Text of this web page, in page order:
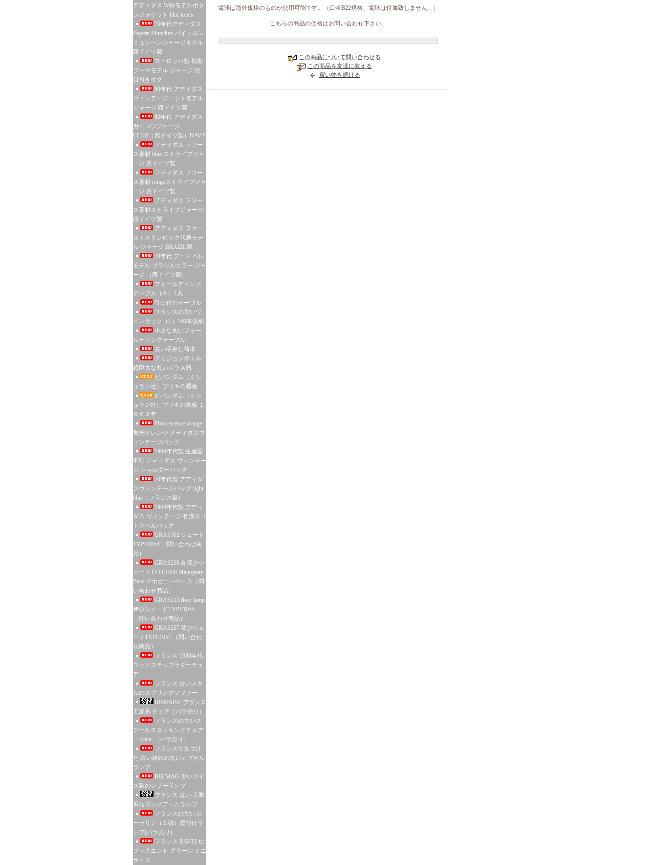
アディダス W杯モデルボタ
ンジャケット blue tones
70年代アディダス
Bayern Munchen バイエルン
ミュンヘンジャージモデル
西ドイツ製
ヨーロッパ製 初期
プーマモデル ジャージ 目、
口付きタグ
80年代 アディダス
ヴィンテージニットモデル
ジャージ 西ドイツ製
80年代 アディダス
ガイコツジャージ
CLUB（西ドイツ製）NAVY
アディダス フリー
ス素材 blue ストライプジャ
ージ 西ドイツ製
アディダス フリー
ス素材 rougeストライプジャ
ージ 西ドイツ製
アディダス フリー
ス素材ストライプジャージ
西ドイツ製
アディダス ファー
ストオリンピック代表モデ
ル ジャージ BRAZIL製
70年代 プーマ ペレ
モデル ブラジルカラー ジャ
ージ （西ドイツ製）
フォールディング
テーブル（白）L丸
引出付のテーブル
フランスの古いワ
インラック（L）100本収納
小さな丸いフォー
ルディングテーブル
古い手押し荷車
デミジョンボトル
超巨大な丸いガラス瓶
ビバンダム（ミシ
ュラン社）ブリキの看板
ビバンダム（ミシ
ュラン社）ブリキの看板 １
９６３年
Fluorescence orange
蛍光オレンジ アディダスヴ
ィンテージバッグ
1960年代製 生産国
不明 アディダス ヴィンテー
ジ ショルダーバッグ
70年代製 アディダ
スヴィンテージバッグ light
blue（フランス製）
1960年代製 アディ
ダス ヴィンテージ 初期ロゴ
トラベルバッグ
GRAS302 シェード
TYPE1054 （問い合わせ商
品）
GRAS206 & 稀少シ
ェードTYPE1056 Mahogany
Base マホガニーベース（問
い合わせ商品）
GRAS215 floor lamp
稀少シェードTYPE1055
（問い合わせ商品）
GRAS207 稀少シェ
ードTYPE1057 （問い合わ
せ商品）
フランス 1930年代
ウッドステップラダーチェ
ア
フランス 古いメタ
ルのスプリングソファー
BIENAISE フランス
工業系 チェア（バラ売り）
フランスの古いス
クールスタッキングチェア
ー blanc （バラ売り）
フランスで見つけ
た 古い鋳鉄の丸いカプセル
ランプ
BELMAG 古いスイ
ス製のシザーランプ
フランス 古い 工業
系なロングアームランプ
フランスの古いポ
ーセリン（白磁）壁付けラ
ンプ(バラ売り)
フランス RAVEL社
ブックエンド グリーン ミニ
サイズ
電球は海外規格のものが使用可能です。（口金B22規格、電球は付属致しません。）
こちらの商品の価格はお問い合わせ下さい。
この商品について問い合わせる
この商品を友達に教える
買い物を続ける